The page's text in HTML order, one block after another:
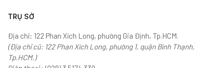
TRỤ SỞ
Địa chỉ: 122 Phan Xích Long, phường Gia Định, Tp.HCM.
(Địa chỉ cũ: 122 Phan Xích Long, phường 1, quận Bình Thạnh,
Tp.HCM.)